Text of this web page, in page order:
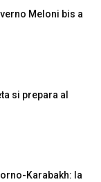
Meloni bis a
si prepara al
Karabakh: la